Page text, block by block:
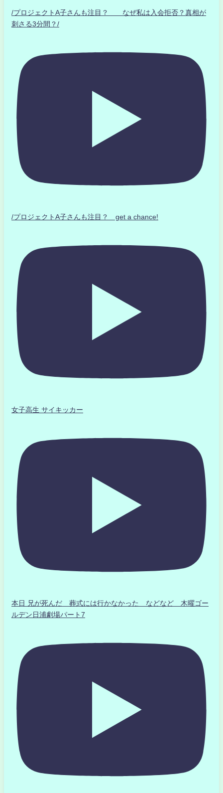
/プロジェクトA子さんも注目？ なぜ私は入会拒否？真相が
刺さる3分間？/
/プロジェクトA子さんも注目？ get a chance!
女子高生 サイキッカー
本日 兄が死んだ 葬式には行かなかった などなど 木曜ゴー
ルデン日浦劇場パート7